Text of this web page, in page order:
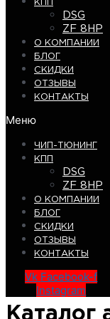
КПП
DSG
ZF 8HP
О КОМПАНИИ
БЛОГ
СКИДКИ
ОТЗЫВЫ
КОНТАКТЫ
Меню
ЧИП-ТЮНИНГ
КПП
DSG
ZF 8HP
О КОМПАНИИ
БЛОГ
СКИДКИ
ОТЗЫВЫ
КОНТАКТЫ
Vk Facebook-f
Instagram
Каталог